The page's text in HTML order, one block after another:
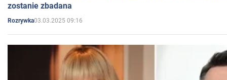
zostanie zbadana
Rozrywka03.03.2025 09:16